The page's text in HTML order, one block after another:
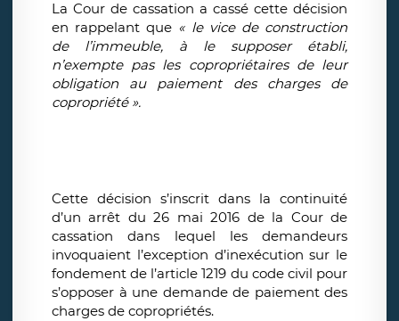
La Cour de cassation a cassé cette décision
en rappelant que « le vice de construction
de l’immeuble, à le supposer établi,
n’exempte pas les copropriétaires de leur
obligation au paiement des charges de
copropriété ».
Cette décision s’inscrit dans la continuité
d’un arrêt du 26 mai 2016 de la Cour de
cassation dans lequel les demandeurs
invoquaient l’exception d’inexécution sur le
fondement de l’article 1219 du code civil pour
s’opposer à une demande de paiement des
charges de copropriétés.